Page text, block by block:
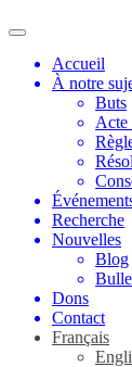
Accueil
À notre
Buts
Acte
Recherche
Nouvelles
Blog
Dons
Contact
Français